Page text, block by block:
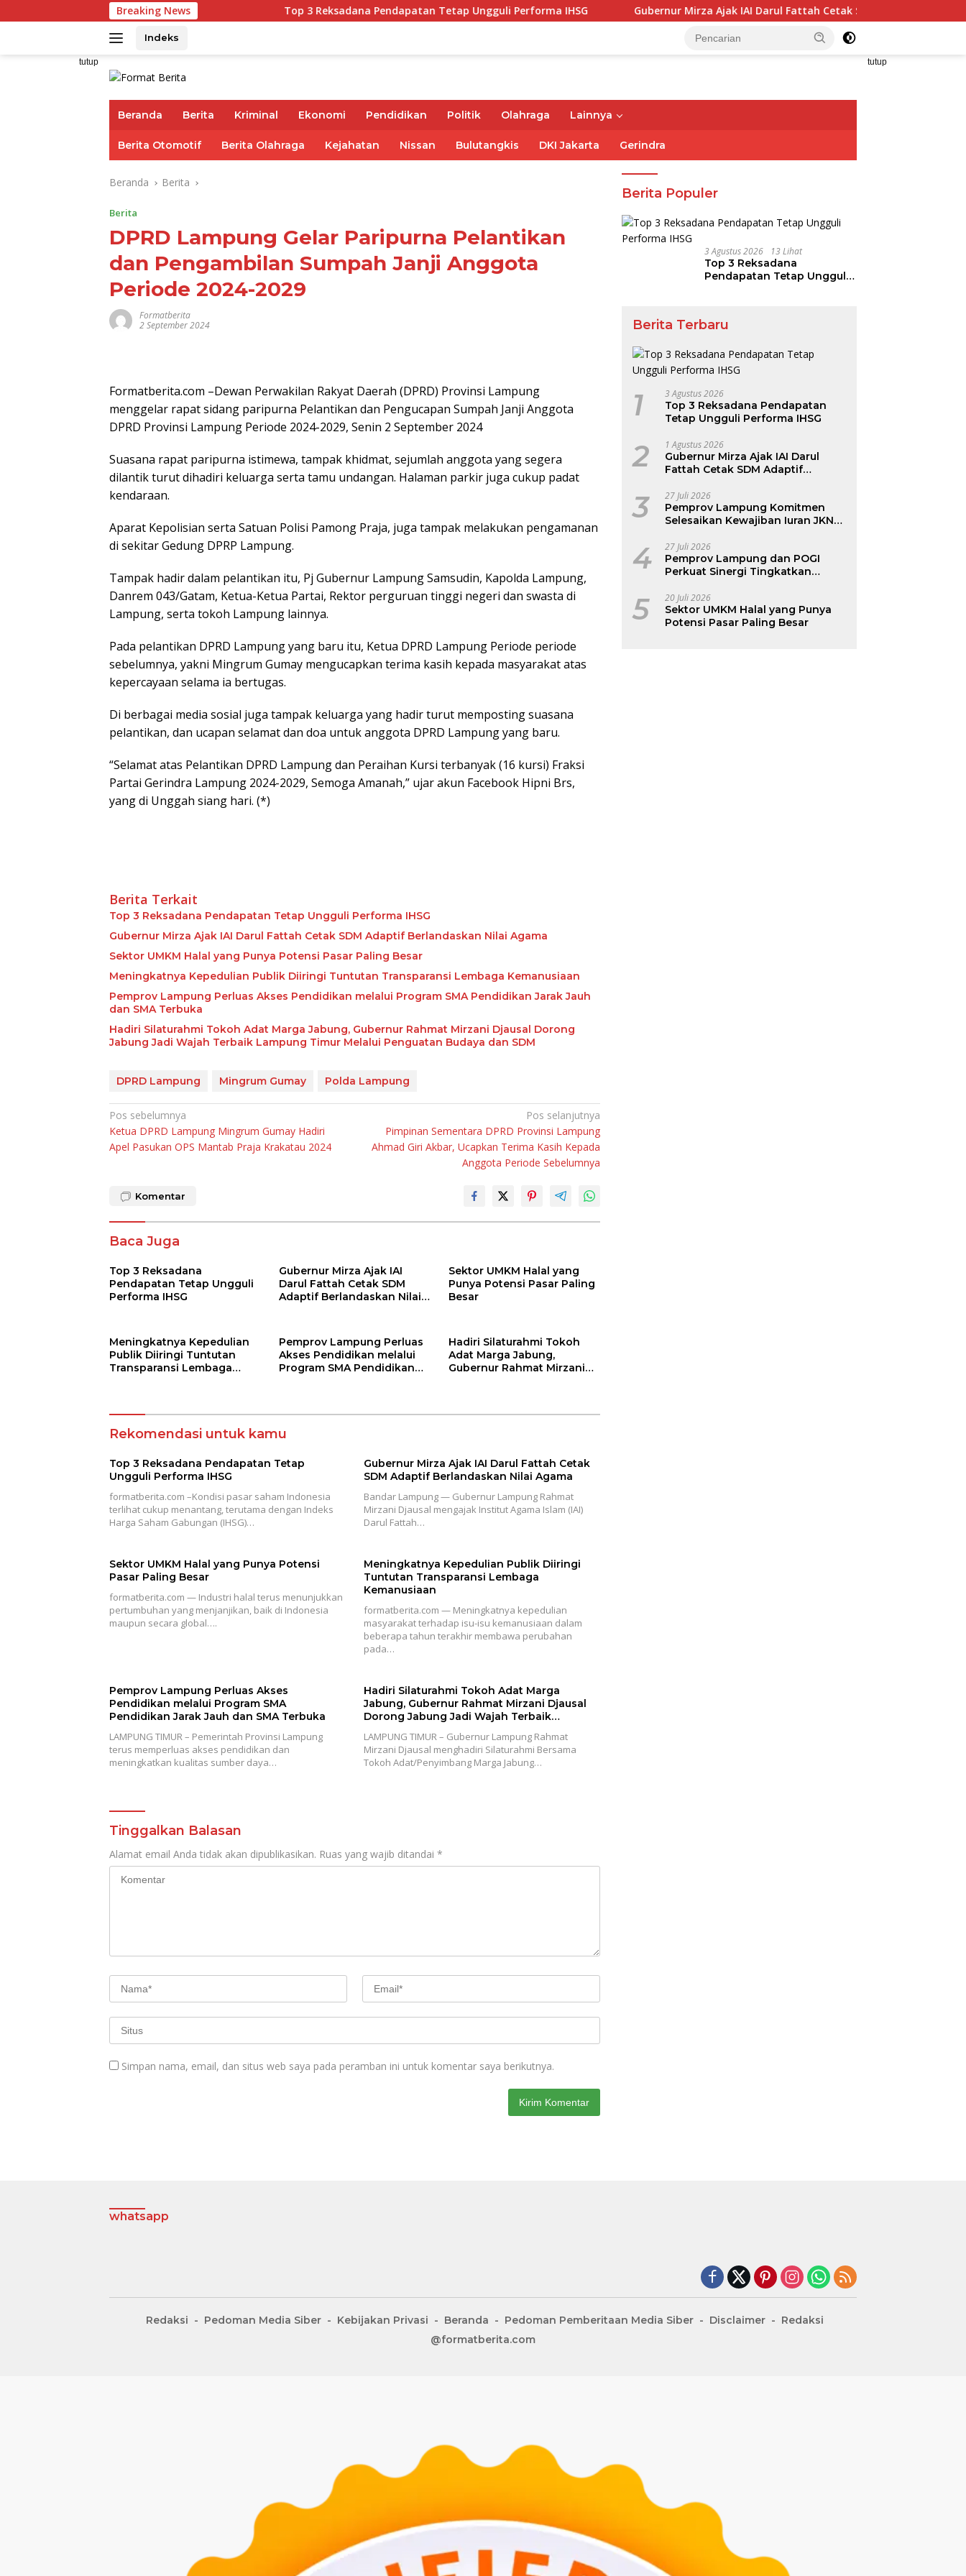
ke
Breaking News Top 3 Reksadana Pendapatan Tetap Ungguli Performa IHSG Gubernur Mirza Ajak IAI Darul Fattah Cetak SDM Adaptif Berlandaskan Nilai
Indeks
tutup tutup
Beranda Berita Kriminal Ekonomi Pendidikan Politik Olahraga Lainnya
Berita Otomotif Berita Olahraga Kejahatan Nissan Bulutangkis DKI Jakarta Gerindra
Beranda Berita
Berita
DPRD Lampung Gelar Paripurna Pelantikan
dan Pengambilan Sumpah Janji Anggota
Periode 2024-2029
Formatberita
2 September 2024
Formatberita.com –Dewan Perwakilan Rakyat Daerah (DPRD) Provinsi Lampung
menggelar rapat sidang paripurna Pelantikan dan Pengucapan Sumpah Janji Anggota
DPRD Provinsi Lampung Periode 2024-2029, Senin 2 September 2024
Suasana rapat paripurna istimewa, tampak khidmat, sejumlah anggota yang segera
dilantik turut dihadiri keluarga serta tamu undangan. Halaman parkir juga cukup padat
kendaraan.
Aparat Kepolisian serta Satuan Polisi Pamong Praja, juga tampak melakukan pengamanan
di sekitar Gedung DPRP Lampung.
Tampak hadir dalam pelantikan itu, Pj Gubernur Lampung Samsudin, Kapolda Lampung,
Danrem 043/Gatam, Ketua-Ketua Partai, Rektor perguruan tinggi negeri dan swasta di
Lampung, serta tokoh Lampung lainnya.
Pada pelantikan DPRD Lampung yang baru itu, Ketua DPRD Lampung Periode periode
sebelumnya, yakni Mingrum Gumay mengucapkan terima kasih kepada masyarakat atas
kepercayaan selama ia bertugas.
Di berbagai media sosial juga tampak keluarga yang hadir turut memposting suasana
pelantikan, dan ucapan selamat dan doa untuk anggota DPRD Lampung yang baru.
“Selamat atas Pelantikan DPRD Lampung dan Peraihan Kursi terbanyak (16 kursi) Fraksi
Partai Gerindra Lampung 2024-2029, Semoga Amanah,” ujar akun Facebook Hipni Brs,
yang di Unggah siang hari. (*)
Berita Terkait
Top 3 Reksadana Pendapatan Tetap Ungguli Performa IHSG
Gubernur Mirza Ajak IAI Darul Fattah Cetak SDM Adaptif Berlandaskan Nilai Agama
Sektor UMKM Halal yang Punya Potensi Pasar Paling Besar
Meningkatnya Kepedulian Publik Diiringi Tuntutan Transparansi Lembaga Kemanusiaan
Pemprov Lampung Perluas Akses Pendidikan melalui Program SMA Pendidikan Jarak Jauh
dan SMA Terbuka
Hadiri Silaturahmi Tokoh Adat Marga Jabung, Gubernur Rahmat Mirzani Djausal Dorong
Jabung Jadi Wajah Terbaik Lampung Timur Melalui Penguatan Budaya dan SDM
DPRD Lampung Mingrum Gumay Polda Lampung
Navigasi
pos
Pos sebelumnya
Ketua DPRD Lampung Mingrum Gumay Hadiri
Apel Pasukan OPS Mantab Praja Krakatau 2024
Pos selanjutnya
Pimpinan Sementara DPRD Provinsi Lampung
Ahmad Giri Akbar, Ucapkan Terima Kasih Kepada
Anggota Periode Sebelumnya
Komentar
Baca Juga
Top 3 Reksadana
Pendapatan Tetap Ungguli
Performa IHSG
Gubernur Mirza Ajak IAI
Darul Fattah Cetak SDM
Adaptif Berlandaskan Nilai
Sektor UMKM Halal yang
Punya Potensi Pasar Paling
Besar
Meningkatnya Kepedulian
Publik Diiringi Tuntutan
Transparansi Lembaga
Pemprov Lampung Perluas
Akses Pendidikan melalui
Program SMA Pendidikan
Hadiri Silaturahmi Tokoh
Adat Marga Jabung,
Gubernur Rahmat Mirzani
Budaya dan SDM
Rekomendasi untuk kamu
Top 3 Reksadana Pendapatan Tetap
Ungguli Performa IHSG
formatberita.com –Kondisi pasar saham Indonesia
terlihat cukup menantang, terutama dengan Indeks
Harga Saham Gabungan (IHSG)…
Gubernur Mirza Ajak IAI Darul Fattah Cetak
SDM Adaptif Berlandaskan Nilai Agama
Bandar Lampung — Gubernur Lampung Rahmat
Mirzani Djausal mengajak Institut Agama Islam (IAI)
Darul Fattah…
Sektor UMKM Halal yang Punya Potensi
Pasar Paling Besar
formatberita.com — Industri halal terus menunjukkan
pertumbuhan yang menjanjikan, baik di Indonesia
maupun secara global….
Meningkatnya Kepedulian Publik Diiringi
Tuntutan Transparansi Lembaga
Kemanusiaan
formatberita.com — Meningkatnya kepedulian
masyarakat terhadap isu-isu kemanusiaan dalam
beberapa tahun terakhir membawa perubahan
pada…
Pemprov Lampung Perluas Akses
Pendidikan melalui Program SMA
Pendidikan Jarak Jauh dan SMA Terbuka
LAMPUNG TIMUR – Pemerintah Provinsi Lampung
terus memperluas akses pendidikan dan
meningkatkan kualitas sumber daya…
Hadiri Silaturahmi Tokoh Adat Marga
Jabung, Gubernur Rahmat Mirzani Djausal
Dorong Jabung Jadi Wajah Terbaik
dan SDM
LAMPUNG TIMUR – Gubernur Lampung Rahmat
Mirzani Djausal menghadiri Silaturahmi Bersama
Tokoh Adat/Penyimbang Marga Jabung…
Tinggalkan Balasan
Alamat email Anda tidak akan dipublikasikan. Ruas yang wajib ditandai *
Simpan nama, email, dan situs web saya pada peramban ini untuk komentar saya berikutnya.
Berita Populer
3 Agustus 2026 13 Lihat
Top 3 Reksadana
Pendapatan Tetap Ungguli
Berita Terbaru
1 3 Agustus 2026
Top 3 Reksadana Pendapatan
Tetap Ungguli Performa IHSG
2 1 Agustus 2026
Gubernur Mirza Ajak IAI Darul
Fattah Cetak SDM Adaptif
3 27 Juli 2026
Pemprov Lampung Komitmen
Selesaikan Kewajiban Iuran JKN
Kepesertaan BPJS Kesehatan
4 27 Juli 2026
Pemprov Lampung dan POGI
Perkuat Sinergi Tingkatkan
5 20 Juli 2026
Sektor UMKM Halal yang Punya
Potensi Pasar Paling Besar
whatsapp
Redaksi Pedoman Media Siber Kebijakan Privasi Beranda Pedoman Pemberitaan Media Siber Disclaimer
Redaksi
@formatberita.com